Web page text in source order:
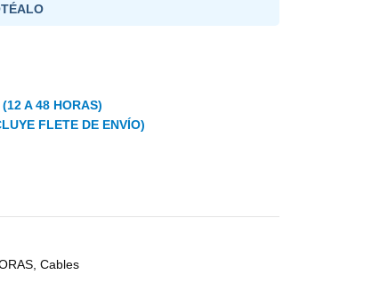
A 48 HORAS)
FLETE DE ENVÍO)
, Cables